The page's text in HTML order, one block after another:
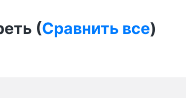
(Сравнить все)